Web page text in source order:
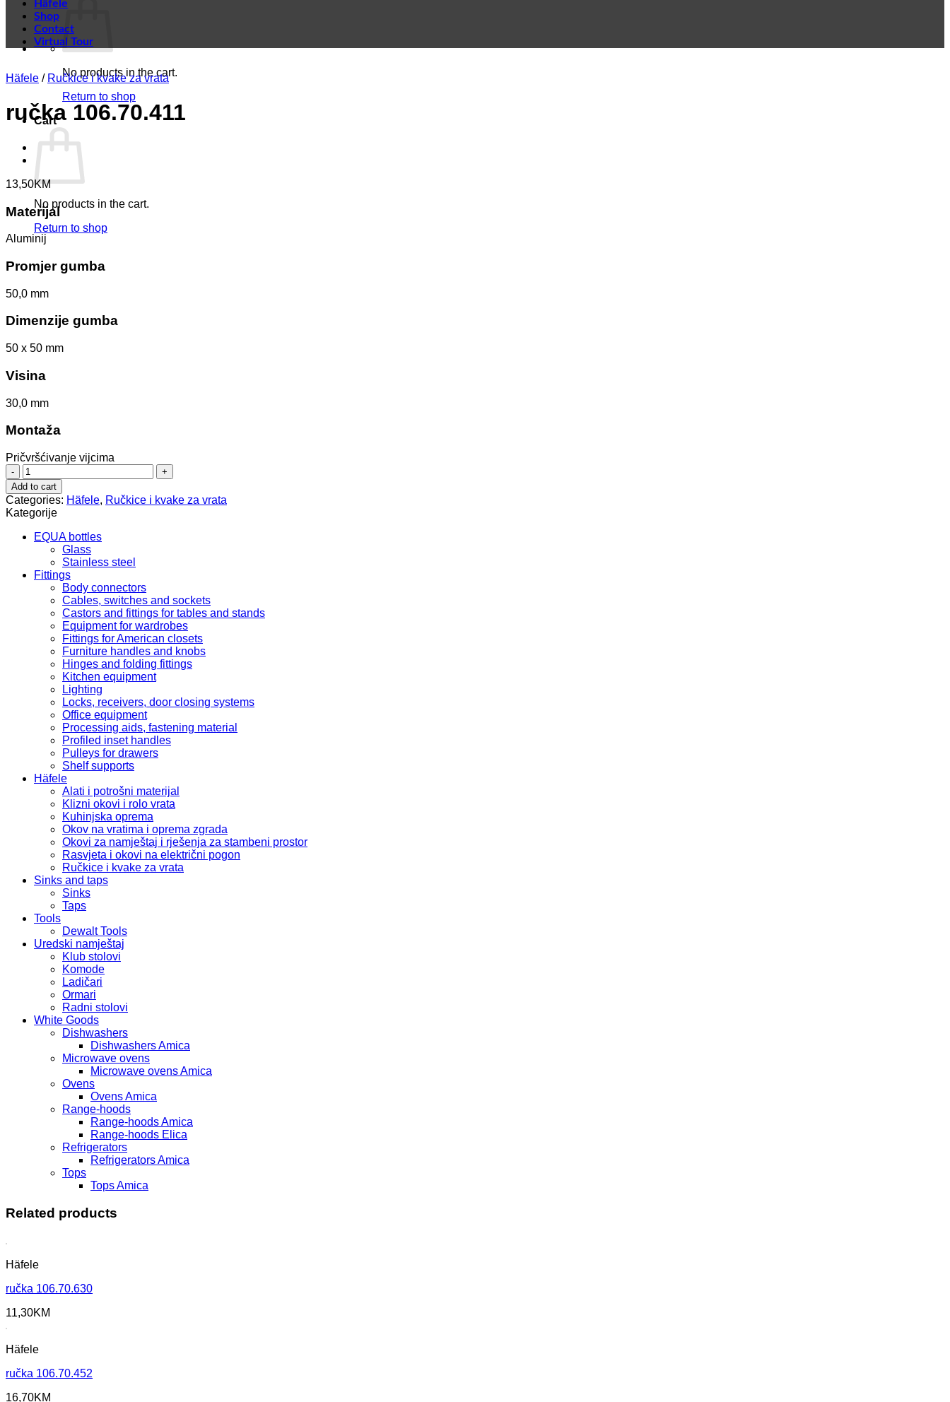
No products in the cart.
Return to shop
Cart
No products in the cart.
Return to shop
Häfele
Shop
Contact
Virtual Tour
Häfele / Ručkice i kvake za vrata
ručka 106.70.411
13,50KM
Materijal
Aluminij
Promjer gumba
50,0 mm
Dimenzije gumba
50 x 50 mm
Visina
30,0 mm
Montaža
Pričvršćivanje vijcima
ručka
106.70.411
quantity
Add to cart
Categories: Häfele, Ručkice i kvake za vrata
Kategorije
EQUA bottles
Glass
Stainless steel
Fittings
Body connectors
Cables, switches and sockets
Castors and fittings for tables and stands
Equipment for wardrobes
Fittings for American closets
Furniture handles and knobs
Hinges and folding fittings
Kitchen equipment
Lighting
Locks, receivers, door closing systems
Office equipment
Processing aids, fastening material
Profiled inset handles
Pulleys for drawers
Shelf supports
Häfele
Alati i potrošni materijal
Klizni okovi i rolo vrata
Kuhinjska oprema
Okov na vratima i oprema zgrada
Okovi za namještaj i rješenja za stambeni prostor
Rasvjeta i okovi na električni pogon
Ručkice i kvake za vrata
Sinks and taps
Sinks
Taps
Tools
Dewalt Tools
Uredski namještaj
Klub stolovi
Komode
Ladičari
Ormari
Radni stolovi
White Goods
Dishwashers
Dishwashers Amica
Microwave ovens
Microwave ovens Amica
Ovens
Ovens Amica
Range-hoods
Range-hoods Amica
Range-hoods Elica
Refrigerators
Refrigerators Amica
Tops
Tops Amica
Related products
Häfele
ručka 106.70.630
11,30KM
Häfele
ručka 106.70.452
16,70KM